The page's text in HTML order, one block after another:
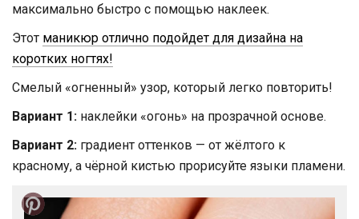
максимально быстро с помощью наклеек.
Этот маникюр отлично подойдет для дизайна на
коротких ногтях!
Смелый «огненный» узор, который легко повторить!
Вариант 1: наклейки «огонь» на прозрачной основе.
Вариант 2: градиент оттенков — от жёлтого к
красному, а чёрной кистью прорисуйте языки пламени.